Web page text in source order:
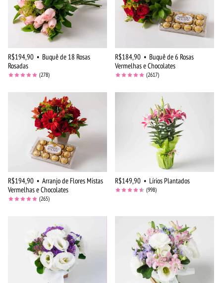
R$194,90 • Buquê de 18 Rosas
Rosadas
(278)
R$184,90 • Buquê de 6 Rosas
Vermelhas e Chocolates
(2617)
R$194,90 • Arranjo de Flores Mistas
Vermelhas e Chocolates
(265)
R$149,90 • Lírios Plantados
(998)